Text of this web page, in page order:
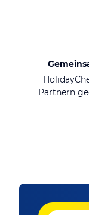
Partnern